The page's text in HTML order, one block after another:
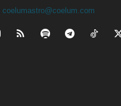
coelumastro@coelum.com